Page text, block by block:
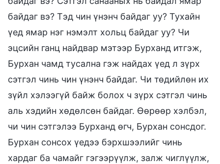
байдаг вэ? Тэд чин үнэнч байдаг уу? Тухайн
үед ямар нэг нэмэлт хольц байдаг уу? Чи
эцсийн ганц найдвар мэтээр Бурханд итгэж,
Бурхан чамд тусална гэж найдах үед л зүрх
сэтгэл чинь чин үнэнч байдаг. Чи төдийлөн их
зүйл хэлээгүй байж болох ч зүрх сэтгэл чинь
аль хэдийн хөдөлсөн байдаг. Өөрөөр хэлбэл,
чи чин сэтгэлээ Бурханд өгч, Бурхан сонсдог.
Бурхан сонсох үедээ бэрхшээлийг чинь
хардаг ба чамайг гэгээрүүлж, залж чиглүүлж,